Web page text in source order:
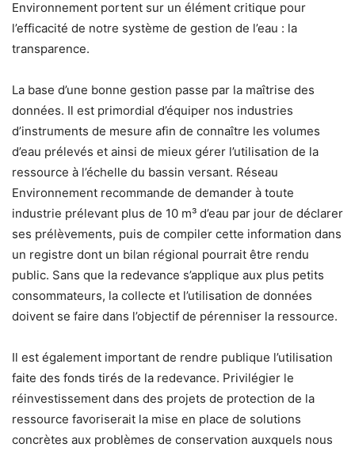
Environnement portent sur un élément critique pour
l’efficacité de notre système de gestion de l’eau : la
transparence.
La base d’une bonne gestion passe par la maîtrise des
données. Il est primordial d’équiper nos industries
d’instruments de mesure afin de connaître les volumes
d’eau prélevés et ainsi de mieux gérer l’utilisation de la
ressource à l’échelle du bassin versant. Réseau
Environnement recommande de demander à toute
industrie prélevant plus de 10 m³ d’eau par jour de déclarer
ses prélèvements, puis de compiler cette information dans
un registre dont un bilan régional pourrait être rendu
public. Sans que la redevance s’applique aux plus petits
consommateurs, la collecte et l’utilisation de données
doivent se faire dans l’objectif de pérenniser la ressource.
Il est également important de rendre publique l’utilisation
faite des fonds tirés de la redevance. Privilégier le
réinvestissement dans des projets de protection de la
ressource favoriserait la mise en place de solutions
concrètes aux problèmes de conservation auxquels nous